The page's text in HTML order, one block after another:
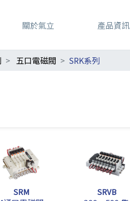
關於氣立 產品資訊
五口電磁閥 SRK系列
SRM SRVB